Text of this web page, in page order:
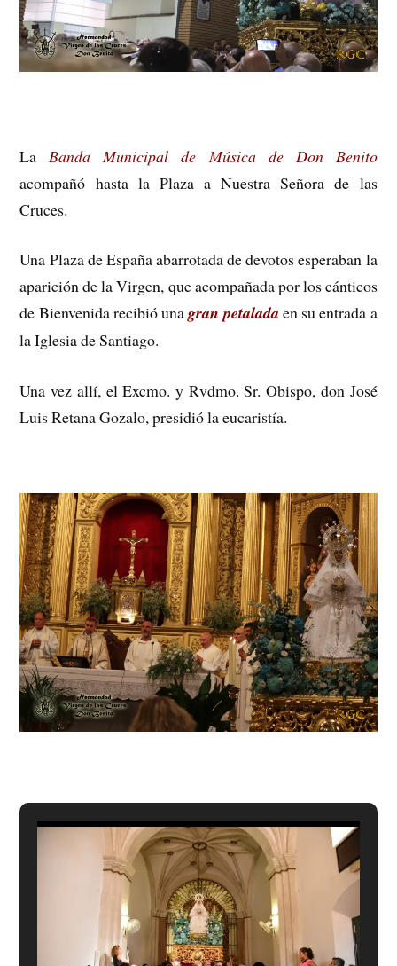
La Banda Municipal de Música de Don Benito
acompañó hasta la Plaza a Nuestra Señora de las
Cruces.
Una Plaza de España abarrotada de devotos esperaban la
aparición de la Virgen, que acompañada por los cánticos
de Bienvenida recibió unagran petalada en su entrada a
la Iglesia de Santiago.
Una vez allí, el Excmo. y Rvdmo. Sr. Obispo, don José
Luis Retana Gozalo, presidió la eucaristía.